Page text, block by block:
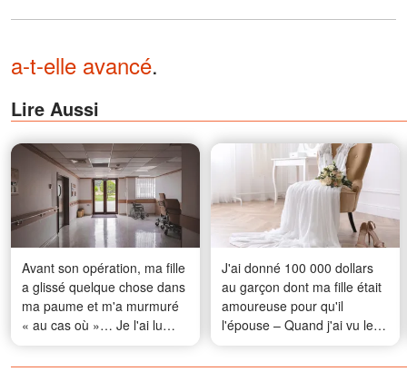
a-t-elle avancé.
Lire Aussi
Avant son opération, ma fille
a glissé quelque chose dans
ma paume et m'a murmuré
« au cas où »… Je l'ai lu
dans la salle d'attente, et
mes jambes se sont
J'ai donné 100 000 dollars
au garçon dont ma fille était
amoureuse pour qu'il
l'épouse – Quand j'ai vu les
photos de mariage, je n'en
croyais pas mes yeux